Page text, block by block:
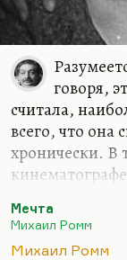
говоря,
считала,
всего, что она
хронически. В
картина?
Ну, вы знаете,
Мечта
Михаил Ромм
Михаил Ромм